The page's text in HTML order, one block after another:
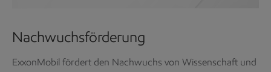
Nachwuchsförderung
ExxonMobil fördert den Nachwuchs von Wissenschaft und